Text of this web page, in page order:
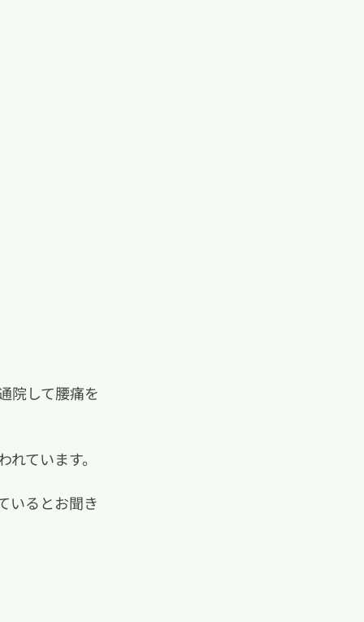
院して腰痛を
ています。
いるとお聞き